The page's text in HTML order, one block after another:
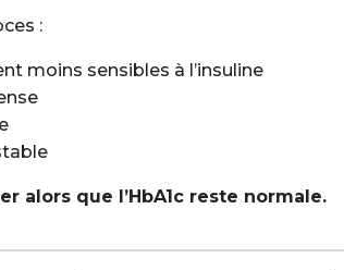
:
moins sensibles à l’insuline
alors que l’HbA1c reste normale.